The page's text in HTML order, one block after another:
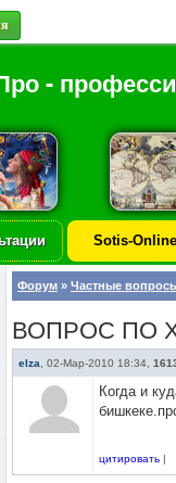
-
Sotis-Online
Форум » Частные
ВОПРОС ПО
elza 02-Мар-2010 18:34
Когда и
цитировать |